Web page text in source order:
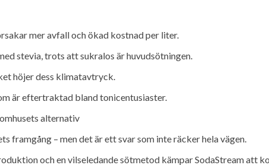
mer avfall och ökad kostnad per liter.
stevia, trots att sukralos är huvudsötningen.
höjer dess klimatavtryck.
är eftertraktad bland tonicentusiaster.
alternativ
framgång – men det är ett svar som inte räcker hela vägen.
och en vilseledande sötmetod kämpar SodaStream att